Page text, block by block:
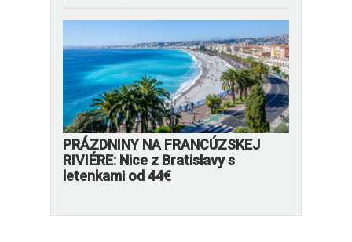
PRÁZDNINY NA FRANCÚZSKEJ
RIVIÉRE: Nice z Bratislavy s
letenkami od 44€